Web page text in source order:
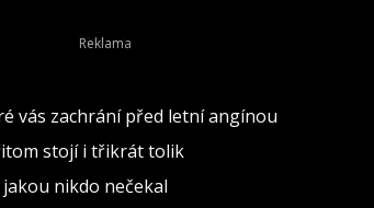
vás zachrání před letní angínou
stojí i třikrát tolik
nikdo nečekal